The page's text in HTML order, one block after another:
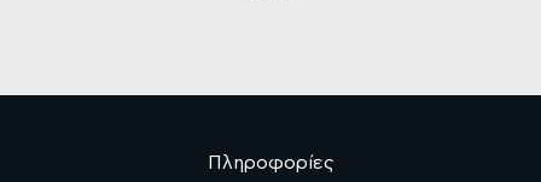
Πληροφορίες